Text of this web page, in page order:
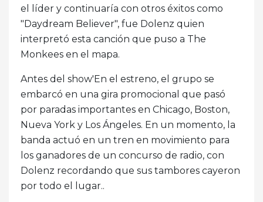
el líder y continuaría con otros éxitos como
"Daydream Believer", fue Dolenz quien
interpretó esta canción que puso a The
Monkees en el mapa.
Antes del show'En el estreno, el grupo se
embarcó en una gira promocional que pasó
por paradas importantes en Chicago, Boston,
Nueva York y Los Ángeles. En un momento, la
banda actuó en un tren en movimiento para
los ganadores de un concurso de radio, con
Dolenz recordando que sus tambores cayeron
por todo el lugar..